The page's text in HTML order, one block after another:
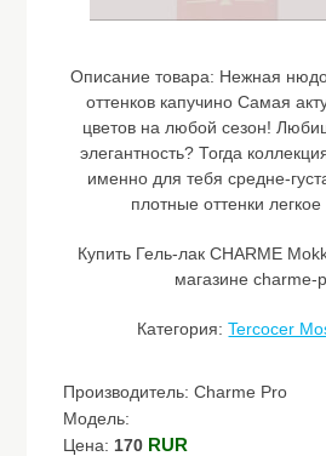
Описание товара: Нежная
оттенков капучино Самая
цветов на любой сезон!
элегантность? Тогда
именно для тебя средне-
плотные оттенки
Купить Гель-лак CHARME
магазине charme-
Категория:Tercocer
Производитель: Charme Pro
Модель:
Цена: 170 RUR